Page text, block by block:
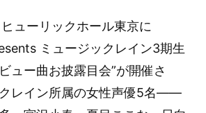
ューリックホール東京に
ミュージックレイン3期生
ュー曲お披露目会”が開催さ
レイン所属の女性声優5名——